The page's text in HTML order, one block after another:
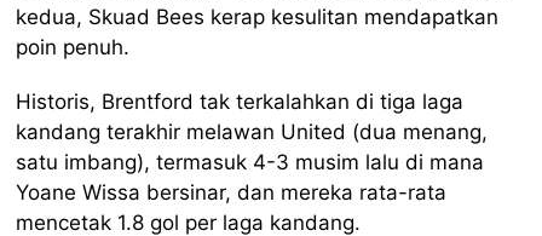
kedua, Skuad Bees kerap kesulitan mendapatkan
poin penuh.
Historis, Brentford tak terkalahkan di tiga laga
kandang terakhir melawan United (dua menang,
satu imbang), termasuk 4-3 musim lalu di mana
Yoane Wissa bersinar, dan mereka rata-rata
mencetak 1.8 gol per laga kandang.